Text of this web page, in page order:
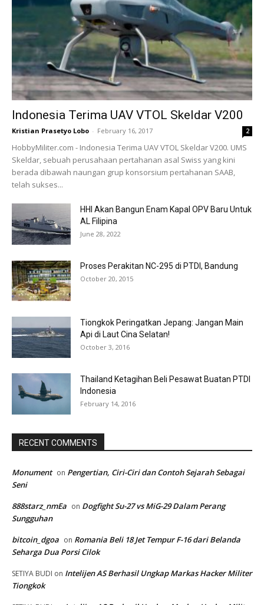
Indonesia Terima UAV VTOL Skeldar V200
Kristian Prasetyo Lobo - February 16, 2017 2
HobbyMiliter.com - Indonesia Terima UAV VTOL Skeldar V200. UMS
Skeldar, sebuah perusahaan pertahanan asal Swiss yang kini
berada dibawah naungan grup konsorsium pertahanan SAAB,
telah sukses...
HHI Akan Bangun Enam Kapal OPV Baru Untuk
AL Filipina
June 28, 2022
Proses Perakitan NC-295 di PTDI, Bandung
October 20, 2015
Tiongkok Peringatkan Jepang: Jangan Main
Api di Laut Cina Selatan!
October 3, 2016
Thailand Ketagihan Beli Pesawat Buatan PTDI
Indonesia
February 14, 2016
RECENT COMMENTS
Monument on Pengertian, Ciri-Ciri dan Contoh Sejarah Sebagai
Seni
888starz_nmEa on Dogfight Su-27 vs MiG-29 Dalam Perang
Sungguhan
bitcoin_dgoa on Romania Beli 18 Jet Tempur F-16 dari Belanda
Seharga Dua Porsi Cilok
SETIYA BUDI on Intelijen AS Berhasil Ungkap Markas Hacker Militer
Tiongkok